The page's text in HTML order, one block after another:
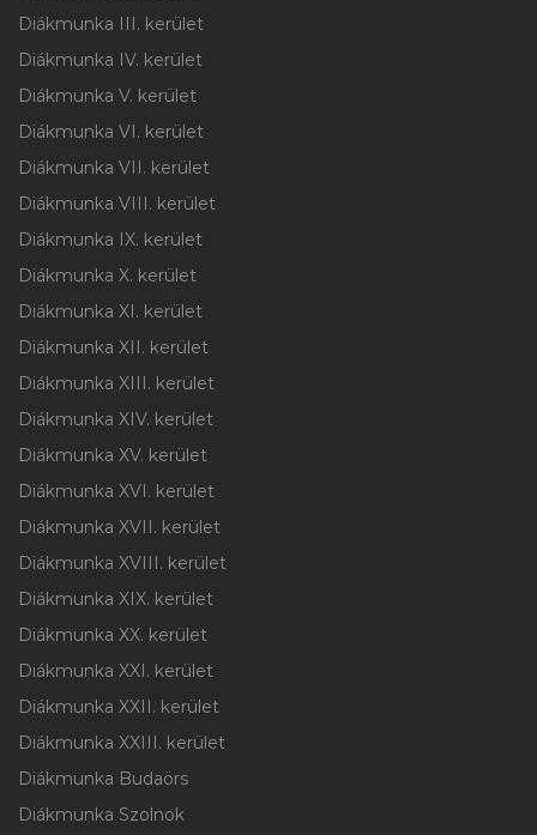
Diákmunka III. kerület
Diákmunka IV. kerület
Diákmunka V. kerület
Diákmunka VI. kerület
Diákmunka VII. kerület
Diákmunka VIII. kerület
Diákmunka IX. kerület
Diákmunka X. kerület
Diákmunka XI. kerület
Diákmunka XII. kerület
Diákmunka XIII. kerület
Diákmunka XIV. kerület
Diákmunka XV. kerület
Diákmunka XVI. kerület
Diákmunka XVII. kerület
Diákmunka XVIII. kerület
Diákmunka XIX. kerület
Diákmunka XX. kerület
Diákmunka XXI. kerület
Diákmunka XXII. kerület
Diákmunka XXIII. kerület
Diákmunka Budaörs
Diákmunka Szolnok